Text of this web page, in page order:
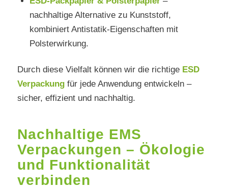
nachhaltige Alternative zu Kunststoff,
kombiniert Antistatik-Eigenschaften mit
Polsterwirkung.
Durch diese Vielfalt können wir die richtige ESD
Verpackungfür jede Anwendung entwickeln –
sicher, effizient und nachhaltig.
Nachhaltige EMS
Verpackungen – Ökologie
und Funktionalität
verbinden